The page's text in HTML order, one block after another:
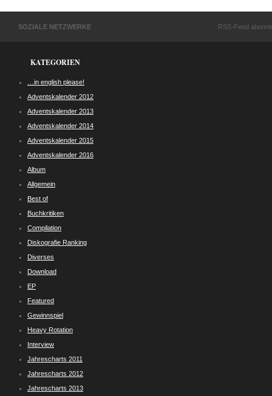
SOZIALE NETZWERKE RSS-Feed
KATEGORIEN
…in english please!
Adventskalender 2012
Adventskalender 2013
Adventskalender 2014
Adventskalender 2015
Adventskalender 2016
Album
Allgemein
Best of
Buchkritiken
Compilation
Diskografie Ranking
Diverses
Download
EP
Featured
Gewinnspiel
Heavy Rotation
Interview
Jahrescharts 2011
Jahrescharts 2012
Jahrescharts 2013